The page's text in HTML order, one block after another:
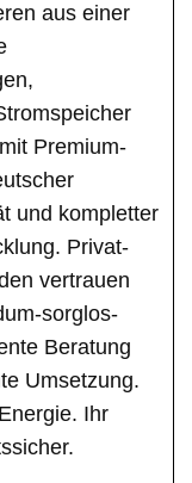
aus einer
Premium-
und kompletter
Privat-
vertrauen
sorglos-
Beratung
Umsetzung.
Ihr